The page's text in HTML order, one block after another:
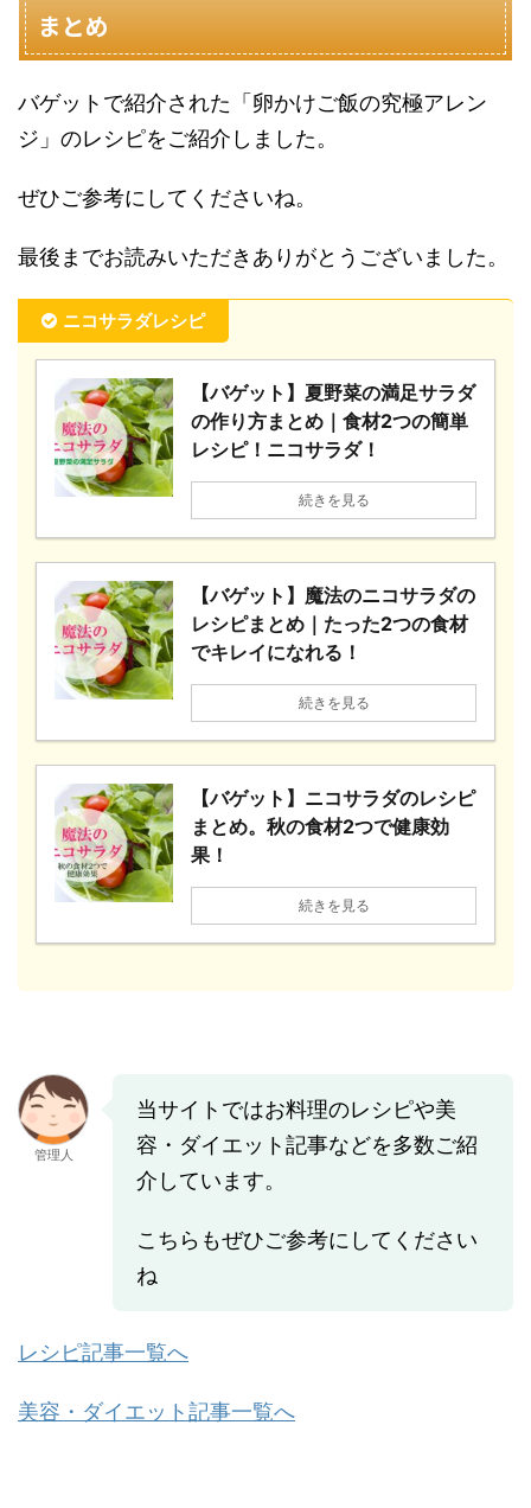
まとめ
バゲットで紹介された「卵かけご飯の究極アレン
ジ」のレシピをご紹介しました。
ぜひご参考にしてくださいね。
最後までお読みいただきありがとうございました。
ニコサラダレシピ
【バゲット】夏野菜の満足サラダ
の作り方まとめ｜食材2つの簡単
レシピ！ニコサラダ！
続きを見る
【バゲット】魔法のニコサラダの
レシピまとめ｜たった2つの食材
でキレイになれる！
続きを見る
【バゲット】ニコサラダのレシピ
まとめ。秋の食材2つで健康効
果！
続きを見る
管理人
当サイトではお料理のレシピや美
容・ダイエット記事などを多数ご紹
介しています。
こちらもぜひご参考にしてください
ね
レシピ記事一覧へ
美容・ダイエット記事一覧へ